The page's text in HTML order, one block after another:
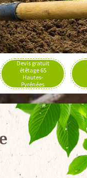
Devis gratuit
étêtage 65
Hautes-
Pyrénées